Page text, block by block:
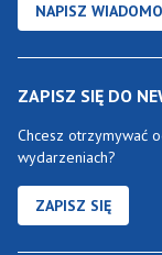
NAPISZ
ZAPISZ SIĘ DO
Chcesz otrzymywać
wydarzeniach?
ZAPISZ SIĘ